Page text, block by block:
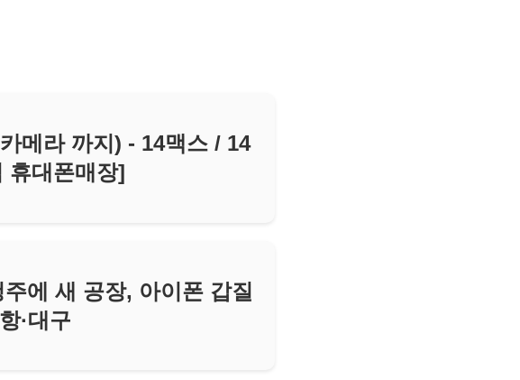
메라 까지) - 14맥스 / 14
휴대폰매장]
에 새 공장, 아이폰 갑질
·대구